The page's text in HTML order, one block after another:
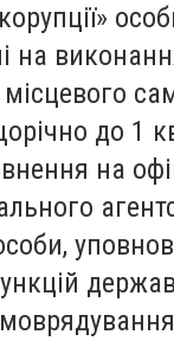
на
до 1
на